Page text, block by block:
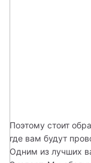
Поэтому стоит
где вам будут
Одним из лучших